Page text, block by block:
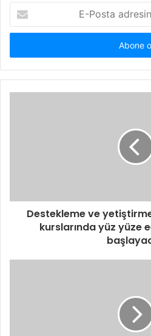
Posta
adresinizi
Destekleme ve
kurslarında yüz yüze